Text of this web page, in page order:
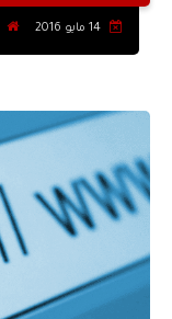
14 مايو 2016